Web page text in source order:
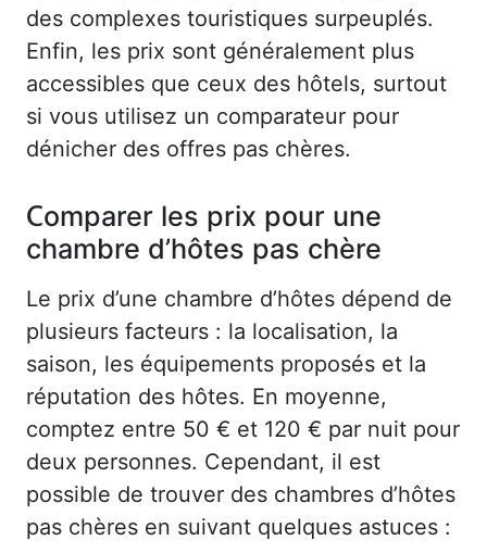
des complexes touristiques surpeuplés.
Enfin, les prix sont généralement plus
accessibles que ceux des hôtels, surtout
si vous utilisez un comparateur pour
dénicher des offres pas chères.
Comparer les prix pour une
chambre d’hôtes pas chère
Le prix d’une chambre d’hôtes dépend de
plusieurs facteurs : la localisation, la
saison, les équipements proposés et la
réputation des hôtes. En moyenne,
comptez entre 50 € et 120 € par nuit pour
deux personnes. Cependant, il est
possible de trouver des chambres d’hôtes
pas chères en suivant quelques astuces :